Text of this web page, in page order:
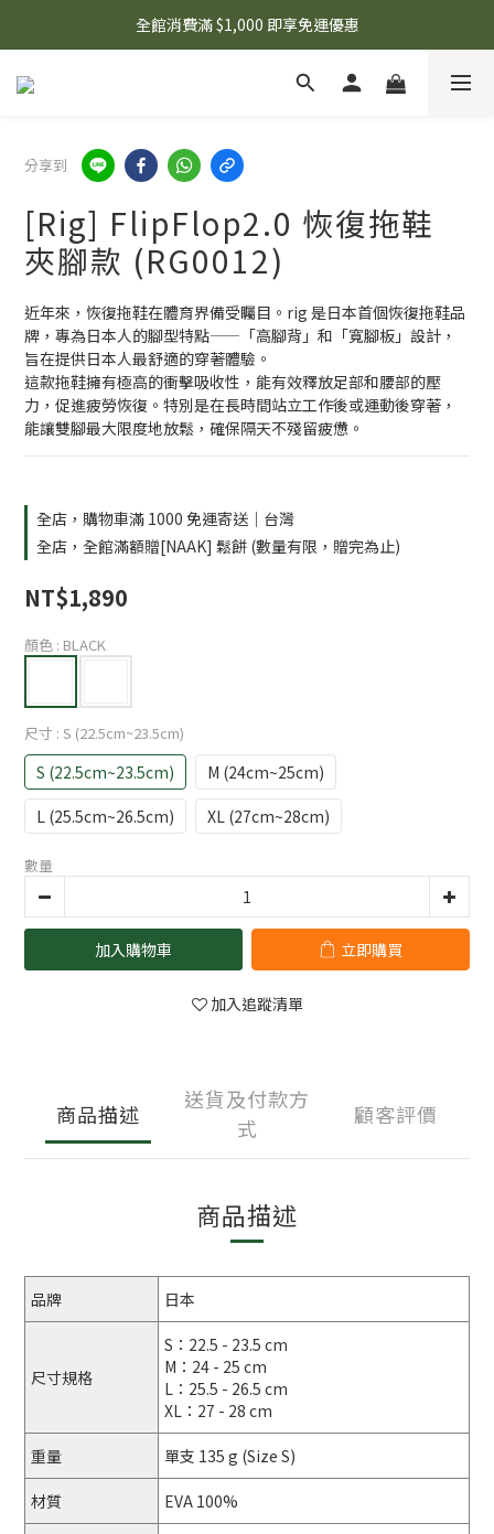
🌟 想知道現在有什麼優惠嗎？ 點擊查看最新優惠！
全館消費滿 $1,000 即享免運優惠
🌟 想知道現在有什麼優惠嗎？ 點擊查看最新優惠！
分享到
[Rig] FlipFlop2.0 恢復拖鞋
夾腳款 (RG0012)
近年來，恢復拖鞋在體育界備受矚目。rig 是日本首個恢復拖鞋品
牌，專為日本人的腳型特點——「高腳背」和「寬腳板」設計，
旨在提供日本人最舒適的穿著體驗。
這款拖鞋擁有極高的衝擊吸收性，能有效釋放足部和腰部的壓
力，促進疲勞恢復。特別是在長時間站立工作後或運動後穿著，
能讓雙腳最大限度地放鬆，確保隔天不殘留疲憊。
全店，購物車滿 1000 免運寄送｜台灣
全店，全館滿額贈[NAAK] 鬆餅 (數量有限，贈完為止)
NT$1,890
顏色 : BLACK
尺寸 : S (22.5cm~23.5cm)
S (22.5cm~23.5cm)
M (24cm~25cm)
L (25.5cm~26.5cm)
XL (27cm~28cm)
數量
加入購物車 立即購買
加入追蹤清單
商品描述
送貨及付款方
式
顧客評價
商品描述
品牌 日本
尺寸規格
S：22.5 - 23.5 cm
M：24 - 25 cm
L：25.5 - 26.5 cm
XL：27 - 28 cm
重量 單支 135 g (Size S)
材質 EVA 100%